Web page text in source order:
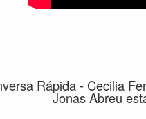
Rápida - Cecilia
Jonas Abreu